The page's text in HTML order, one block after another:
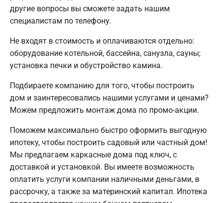
другие вопросы вы сможете задать нашим
специалистам по телефону.
Не входят в стоимость и оплачиваются отдельно:
оборудование котельной, бассейна, санузла, сауны;
установка печки и обустройство камина.
Подбираете компанию для того, чтобы построить
дом и заинтересовались нашими услугами и ценами?
Можем предложить монтаж дома по промо-акции.
Поможем максимально быстро оформить выгодную
ипотеку, чтобы построить садовый или частный дом!
Мы предлагаем каркасные дома под ключ, с
доставкой и установкой. Вы имеете возможность
оплатить услуги компании наличными деньгами, в
рассрочку, а также за материнский капитал. Ипотека